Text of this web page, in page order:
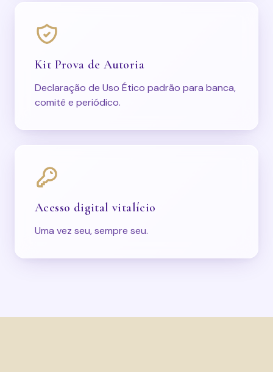
Kit Prova de Autoria
Declaração de Uso Ético padrão para banca,
comitê e periódico.
Acesso digital vitalício
Uma vez seu, sempre seu.